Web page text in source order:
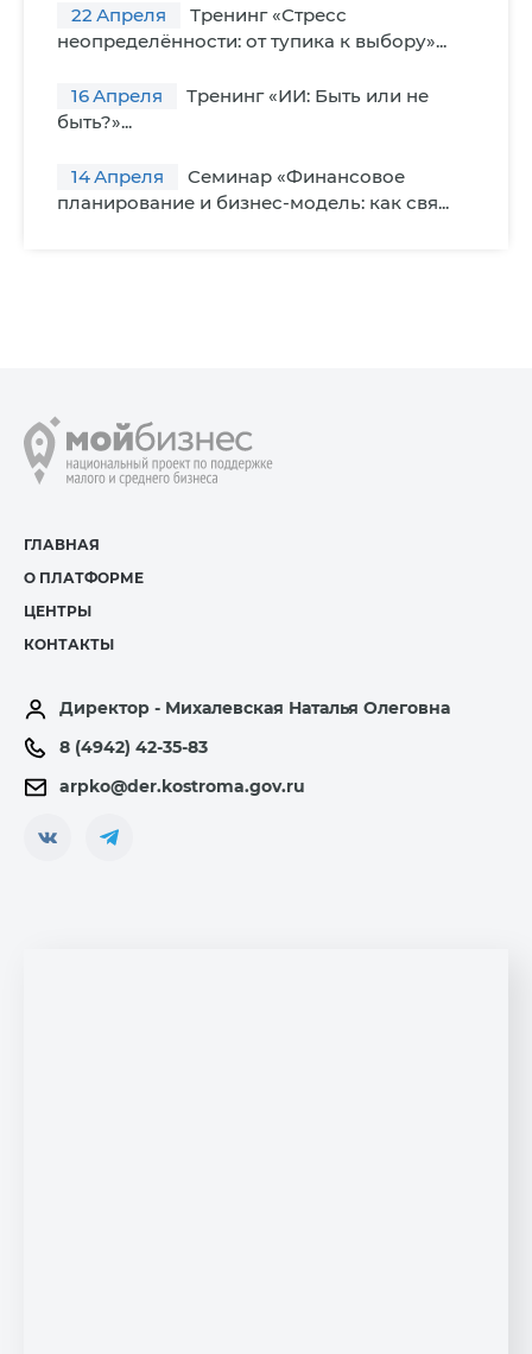
22 Апреля
Тренинг «Стресс
неопределённости: от тупика к выбору»...
16Апреля
Тренинг «ИИ: Быть или не
быть?»...
14Апреля
Cеминар «Финансовое
планирование и бизнес-модель: как свя...
ГЛАВНАЯ
О ПЛАТФОРМЕ
ЦЕНТРЫ
КОНТАКТЫ
Директор - Михалевская Наталья Олеговна
8 (4942) 42-35-83
arpko@der.kostroma.gov.ru